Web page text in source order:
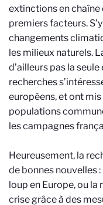
extinctions en
premiers facteurs.
changements
les milieux naturels.
d’ailleurs pas la
recherches
européens, et ont
populations
les campagnes
Heureusement, la
de bonnes nouvelles
loup en Europe, ou
crise grâce à des